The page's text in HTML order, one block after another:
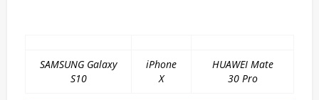
SAMSUNG Galaxy
S10
iPhone
X
HUAWEI Mate
30 Pro